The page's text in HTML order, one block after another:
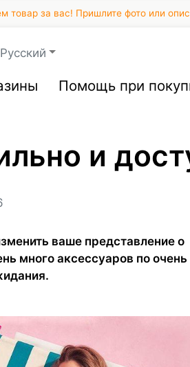
товар за вас! Пришлите фото или
Русский
Помощь при
и
ваше представление о
много аксессуаров по очень